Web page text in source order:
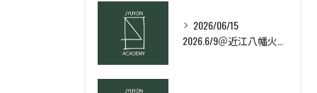
2026/06/15